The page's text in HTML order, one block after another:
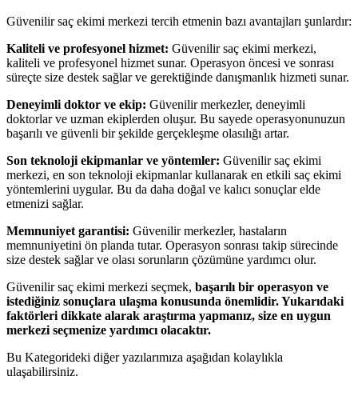
Güvenilir saç ekimi merkezi tercih etmenin bazı avantajları şunlardır:
Kaliteli ve profesyonel hizmet: Güvenilir saç ekimi merkezi,
kaliteli ve profesyonel hizmet sunar. Operasyon öncesi ve sonrası
süreçte size destek sağlar ve gerektiğinde danışmanlık hizmeti sunar.
Deneyimli doktor ve ekip: Güvenilir merkezler, deneyimli
doktorlar ve uzman ekiplerden oluşur. Bu sayede operasyonunuzun
başarılı ve güvenli bir şekilde gerçekleşme olasılığı artar.
Son teknoloji ekipmanlar ve yöntemler: Güvenilir saç ekimi
merkezi, en son teknoloji ekipmanlar kullanarak en etkili saç ekimi
yöntemlerini uygular. Bu da daha doğal ve kalıcı sonuçlar elde
etmenizi sağlar.
Memnuniyet garantisi: Güvenilir merkezler, hastaların
memnuniyetini ön planda tutar. Operasyon sonrası takip sürecinde
size destek sağlar ve olası sorunların çözümüne yardımcı olur.
Güvenilir saç ekimi merkezi seçmek, başarılı bir operasyon ve
istediğiniz sonuçlara ulaşma konusunda önemlidir. Yukarıdaki
faktörleri dikkate alarak araştırma yapmanız, size en uygun
merkezi seçmenize yardımcı olacaktır.
Bu Kategorideki diğer yazılarımıza aşağıdan kolaylıkla
ulaşabilirsiniz.